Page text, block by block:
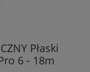
Płaski
6 - 18m